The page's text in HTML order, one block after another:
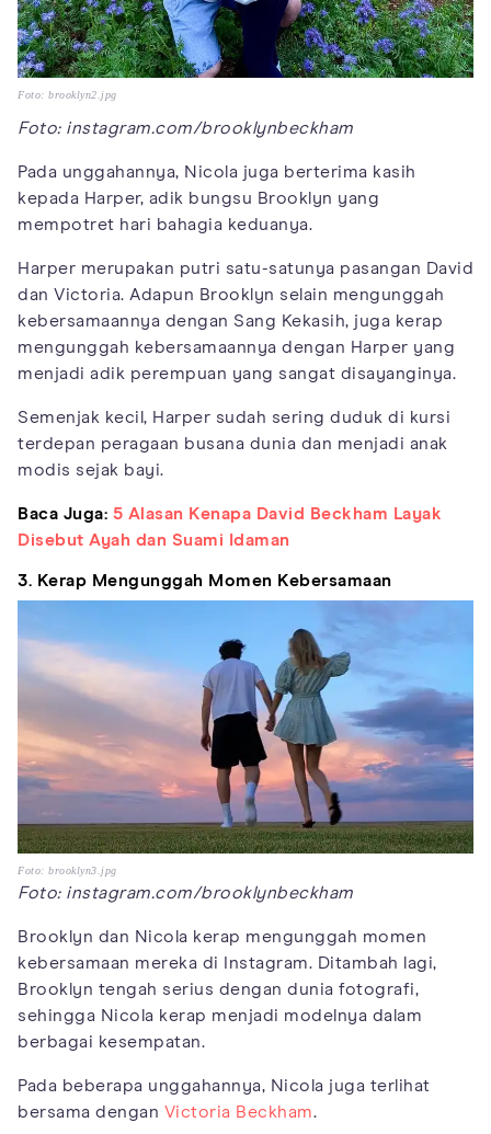
Foto: brooklyn2.jpg
Foto: instagram.com/brooklynbeckham
Pada unggahannya, Nicola juga berterima kasih
kepada Harper, adik bungsu Brooklyn yang
mempotret hari bahagia keduanya.
Harper merupakan putri satu-satunya pasangan David
dan Victoria. Adapun Brooklyn selain mengunggah
kebersamaannya dengan Sang Kekasih, juga kerap
mengunggah kebersamaannya dengan Harper yang
menjadi adik perempuan yang sangat disayanginya.
Semenjak kecil, Harper sudah sering duduk di kursi
terdepan peragaan busana dunia dan menjadi anak
modis sejak bayi.
Baca Juga: 5 Alasan Kenapa David Beckham Layak
Disebut Ayah dan Suami Idaman
3. Kerap Mengunggah Momen Kebersamaan
Foto: brooklyn3.jpg
Foto: instagram.com/brooklynbeckham
Brooklyn dan Nicola kerap mengunggah momen
kebersamaan mereka di Instagram. Ditambah lagi,
Brooklyn tengah serius dengan dunia fotografi,
sehingga Nicola kerap menjadi modelnya dalam
berbagai kesempatan.
Pada beberapa unggahannya, Nicola juga terlihat
bersama dengan Victoria Beckham.